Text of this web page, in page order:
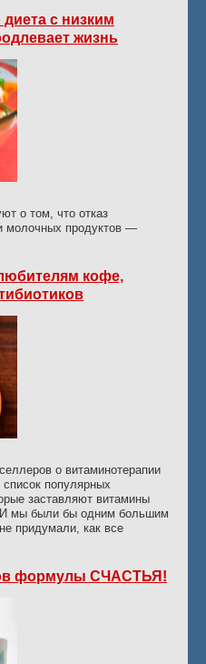
с низким
жизнь
о том, что отказ
молочных продуктов —
кофе,
о витаминотерапии
популярных
заставляют витамины
И мы были бы одним большим
придумали, как все
формулы СЧАСТЬЯ!